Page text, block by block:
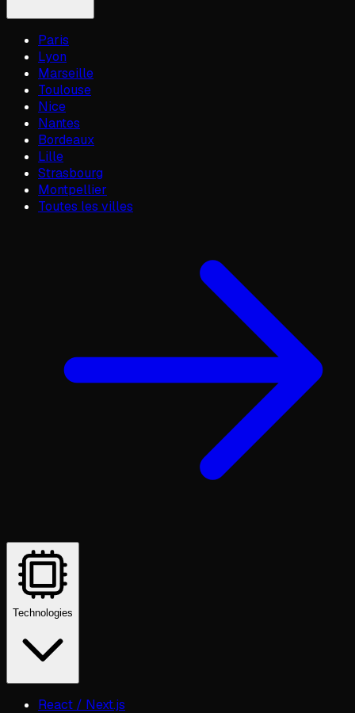
Paris
Lyon
Marseille
Toulouse
Nice
Nantes
Bordeaux
Lille
Strasbourg
Montpellier
Toutes les villes
Technologies
React / Next.js